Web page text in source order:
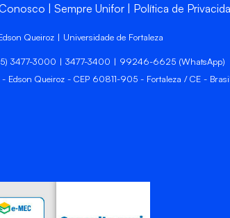
Sempre Unifor Política de
Queiroz | Universidade de Fortaleza
3477-3000 | 3477-3400 | 99246-6625 (WhatsApp)
- Edson Queiroz - CEP 60811-905 - Fortaleza / CE - Brasil